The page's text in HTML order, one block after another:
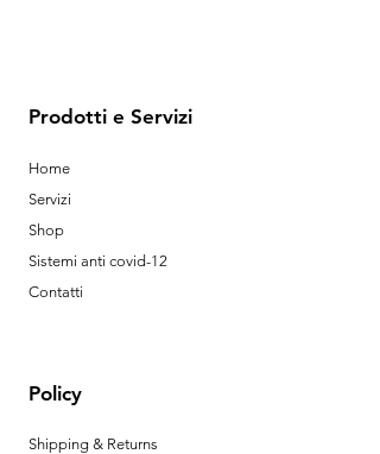
Prodotti e Servizi
Home
Servizi
Shop
Sistemi anti covid-12
Contatti
Policy
Shipping & Returns